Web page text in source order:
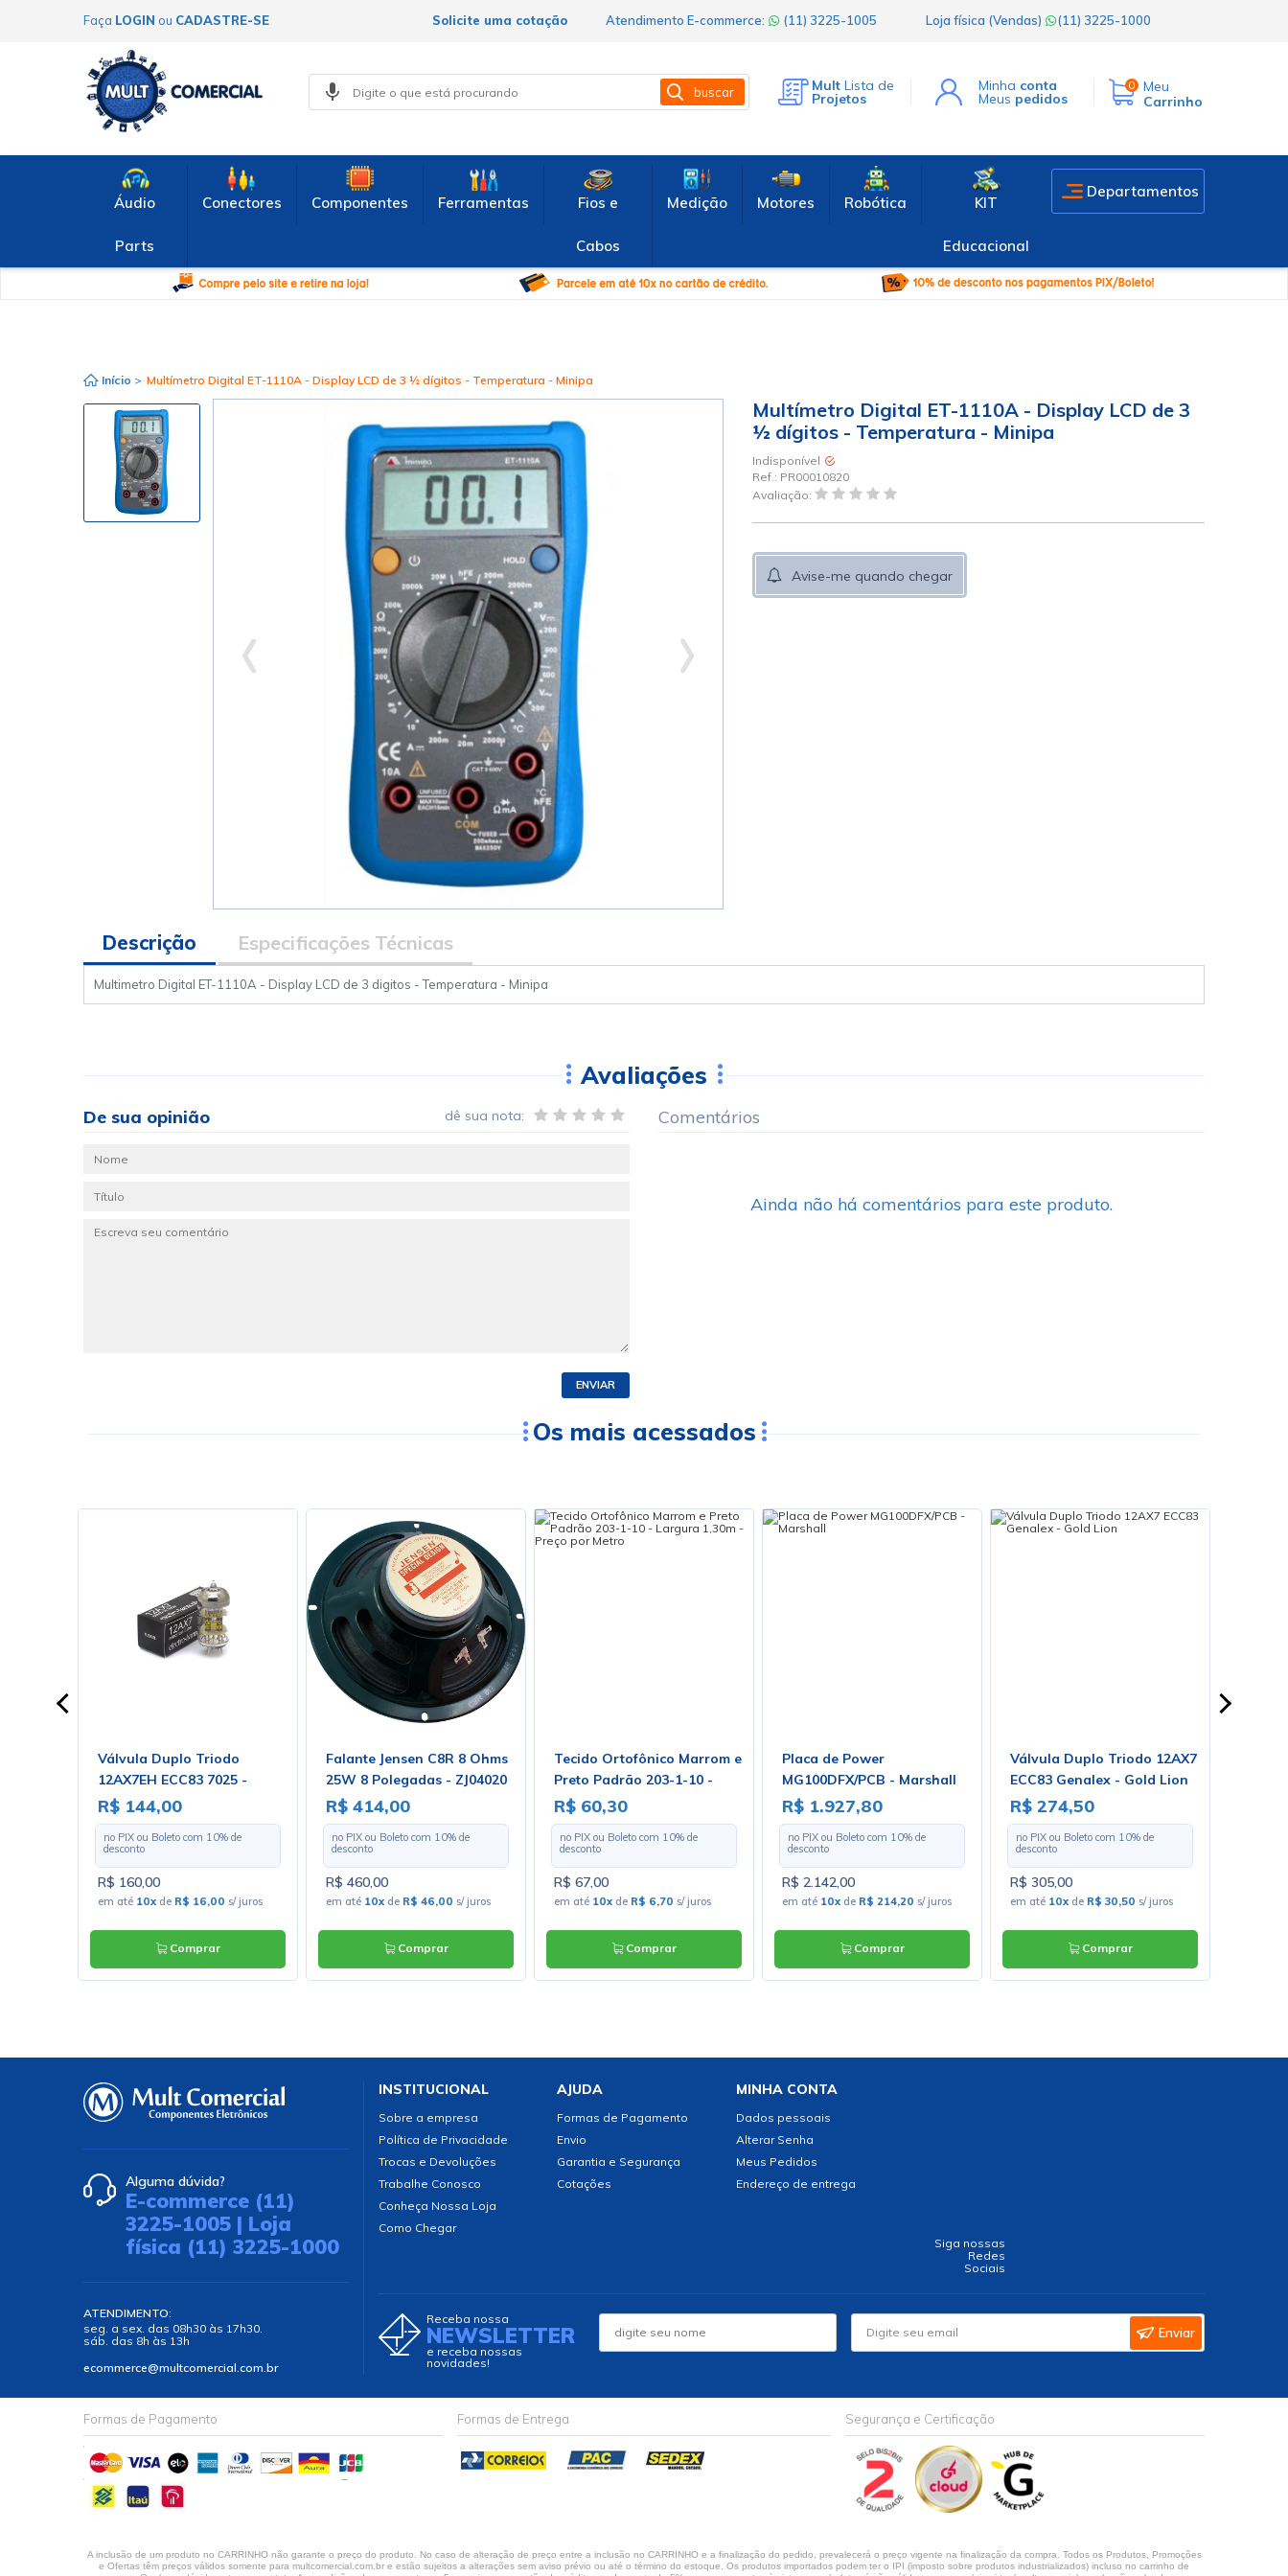
Faça LOGIN ou CADASTRE-SE Atendimento E-commerce: (11) 3225-1005 Loja física (Vendas) (11) 3225-1000
Solicite uma cotação
buscar Mult Lista de
Projetos
Minha conta
Meus pedidos
0
Meu
Carrinho
Áudio
Parts
Conectores Componentes Ferramentas Fios e
Cabos
Medição Motores Robótica KIT
Educacional
Departamentos
Início > Multímetro Digital ET-1110A - Display LCD de 3 ½ dígitos - Temperatura - Minipa
Multímetro Digital ET-1110A - Display LCD de 3
½ dígitos - Temperatura - Minipa
Indisponível
Ref.: PR00010820
Avaliação:
Avise-me quando chegar
Descrição
Multimetro Digital ET-1110A - Display LCD de 3 digitos - Temperatura - Minipa
Especificações Técnicas
Avaliações
De sua opinião dê sua nota:
ENVIAR
Comentários
Ainda não há comentários para este produto.
Os mais acessados
Válvula Duplo Triodo
12AX7EH ECC83 7025 -
Electro-Harmonix
R$ 144,00
no PIX ou Boleto com 10% de
desconto
R$ 160,00
em até 10xde R$ 16,00 s/ juros
Comprar
Falante Jensen C8R 8 Ohms
25W 8 Polegadas - ZJ04020
R$ 414,00
no PIX ou Boleto com 10% de
desconto
R$ 460,00
em até 10xde R$ 46,00 s/ juros
Comprar
Tecido Ortofônico Marrom e
Preto Padrão 203-1-10 -
Largura 1,30m - Preço por
Metro
R$ 60,30
no PIX ou Boleto com 10% de
desconto
R$ 67,00
em até 10xde R$ 6,70 s/ juros
Comprar
Placa de Power
MG100DFX/PCB - Marshall
R$ 1.927,80
no PIX ou Boleto com 10% de
desconto
R$ 2.142,00
em até 10xde R$ 214,20 s/ juros
Comprar
Válvula Duplo Triodo 12AX7
ECC83 Genalex - Gold Lion
R$ 274,50
no PIX ou Boleto com 10% de
desconto
R$ 305,00
em até 10xde R$ 30,50 s/ juros
Comprar
Alguma dúvida?
E-commerce (11)
3225-1005 | Loja
física (11) 3225-1000
ATENDIMENTO:
seg. a sex. das 08h30 às 17h30.
sáb. das 8h às 13h
ecommerce@multcomercial.com.br
INSTITUCIONAL
Sobre a empresa
Política de Privacidade
Trocas e Devoluções
Trabalhe Conosco
Conheça Nossa Loja
Como Chegar
AJUDA
Formas de Pagamento
Envio
Garantia e Segurança
Cotações
MINHA CONTA
Dados pessoais
Alterar Senha
Meus Pedidos
Endereço de entrega
Siga nossas
Redes
Sociais
Receba nossa
NEWSLETTER
e receba nossas
novidades!
Enviar
Formas de Pagamento Formas de Entrega Segurança e Certificação
A inclusão de um produto no CARRINHO não garante o preço do produto. No caso de alteração de preço entre a inclusão no CARRINHO e a finalização do pedido, prevalecerá o preço vigente na finalização da compra. Todos os Produtos, Promoções
e Ofertas têm preços válidos somente para multcomercial.com.br e estão sujeitos a alterações sem aviso prévio ou até o término do estoque. Os produtos importados podem ter o IPI (imposto sobre produtos industrializados) incluso no carrinho de